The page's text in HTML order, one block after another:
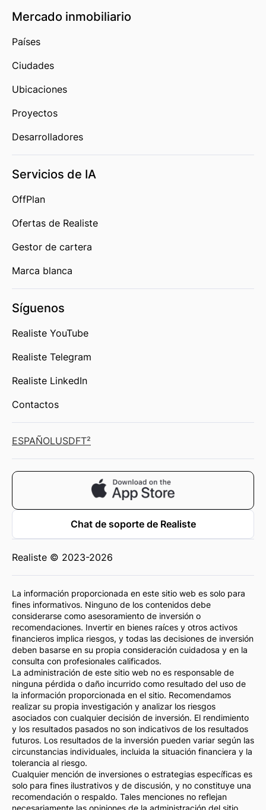
Mercado inmobiliario
Países
Ciudades
Ubicaciones
Proyectos
Desarrolladores
Servicios de IA
OffPlan
Ofertas de Realiste
Gestor de cartera
Marca blanca
Síguenos
Realiste YouTube
Realiste Telegram
Realiste LinkedIn
Contactos
ESPAÑOLUSDFT²
Chat de soporte de Realiste
Realiste © 2023-2026
La información proporcionada en este sitio web es solo para
fines informativos. Ninguno de los contenidos debe
considerarse como asesoramiento de inversión o
recomendaciones. Invertir en bienes raíces y otros activos
financieros implica riesgos, y todas las decisiones de inversión
deben basarse en su propia consideración cuidadosa y en la
consulta con profesionales calificados.
La administración de este sitio web no es responsable de
ninguna pérdida o daño incurrido como resultado del uso de
la información proporcionada en el sitio. Recomendamos
realizar su propia investigación y analizar los riesgos
asociados con cualquier decisión de inversión. El rendimiento
y los resultados pasados no son indicativos de los resultados
futuros. Los resultados de la inversión pueden variar según las
circunstancias individuales, incluida la situación financiera y la
tolerancia al riesgo.
Cualquier mención de inversiones o estrategias específicas es
solo para fines ilustrativos y de discusión, y no constituye una
recomendación o respaldo. Tales menciones no reflejan
necesariamente las opiniones de la administración del sitio